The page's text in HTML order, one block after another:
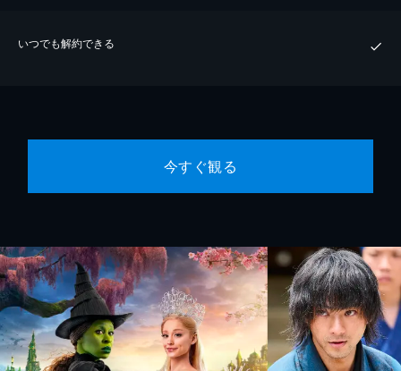
いつでも解約できる
今すぐ観る